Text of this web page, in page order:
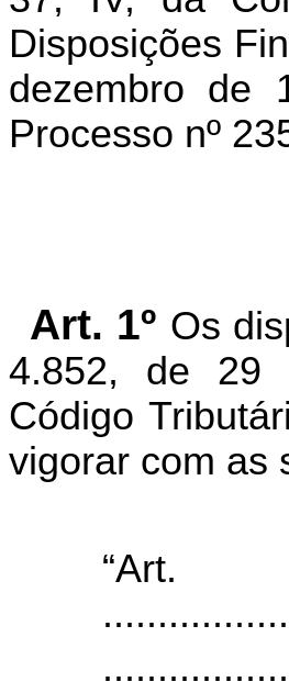
Disposições
dezembro de
Processo nº
Art. 1º Os
4.852, de 29
Código
vigorar com as